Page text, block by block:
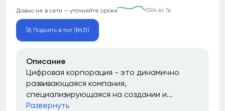
Давно не в сети — уточняйте сроки 1004 за 7д
🚀 Поднять в топ (8431)
Описание
Цифровая корпорация - это динамично
развивающаяся компания,
специализирующаяся на создании и...
Развернуть